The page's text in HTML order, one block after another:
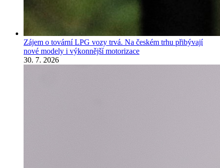
Zájem o tovární LPG vozy trvá. Na českém trhu přibývají
nové modely i výkonnější motorizace
30. 7. 2026